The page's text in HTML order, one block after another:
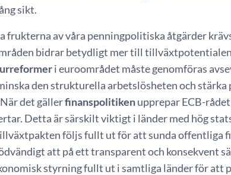
sikt.
frukterna av våra penningpolitiska åtgärder
bidrar betydligt mer till
i euroområdet måste genomföras
den strukturella arbetslösheten och
det gällerfinanspolitikenupprepar ECB-
Detta är särskilt viktigt i länder med hög
följs fullt ut för att sunda offentliga
att på ett transparent och konsekvent
styrning fullt ut i samtliga länder för att